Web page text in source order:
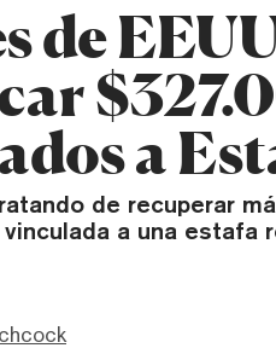
de
a
de recuperar
vinculada a una